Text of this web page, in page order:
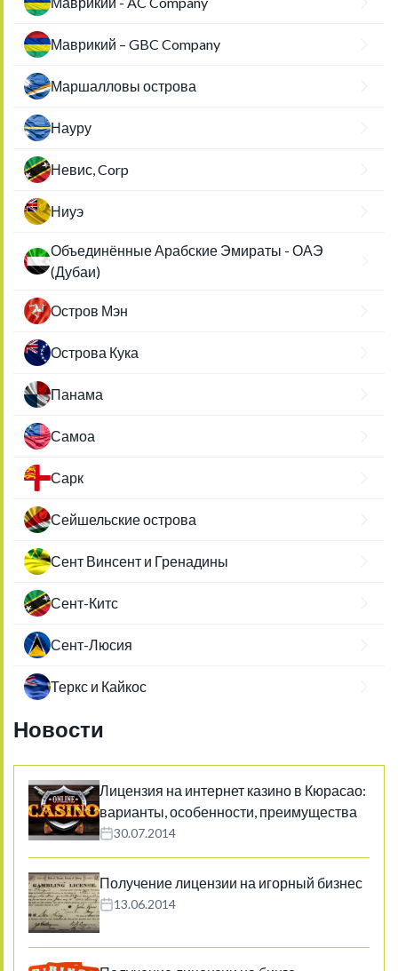
Маврикий – GBC Company
Маршалловы острова
Науру
Невис, Corp
Ниуэ
Объединённые Арабские Эмираты - ОАЭ
(Дубаи)
Остров Мэн
Острова Кука
Панама
Самоа
Сарк
Сейшельские острова
Сент Винсент и Гренадины
Сент-Китс
Сент-Люсия
Теркс и Кайкос
Новости
Лицензия на интернет казино в Кюрасао:
варианты, особенности, преимущества
30.07.2014
Получение лицензии на игорный бизнес
13.06.2014